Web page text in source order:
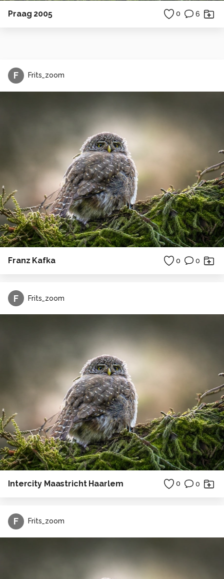
Praag 2005 0 6
F Frits_zoom
Franz Kafka 0 0
F Frits_zoom
Intercity Maastricht Haarlem 0 0
F Frits_zoom